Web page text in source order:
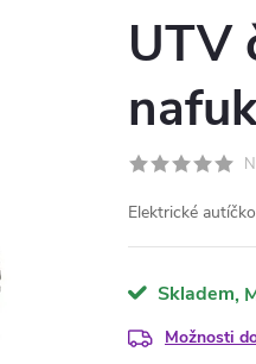
UTV
Elektrické
Skladem
Možnosti